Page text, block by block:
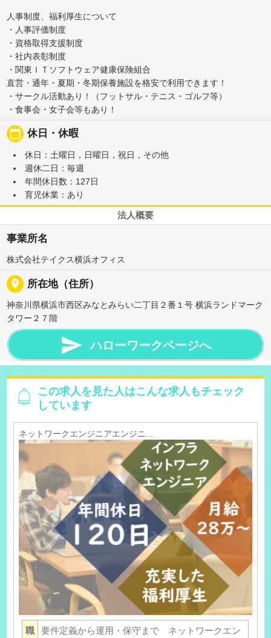
人事制度、福利厚生について
・人事評価制度
・資格取得支援制度
・社内表彰制度
・関東ＩＴソフトウェア健康保険組合
直営・通年・夏期・冬期保養施設を格安で利用できます！
・サークル活動あり！（フットサル・テニス・ゴルフ等）
・食事会・女子会等もあり！
calendar_today 休日・休暇
休日：土曜日，日曜日，祝日，その他
週休二日：毎週
年間休日数：127日
育児休業：あり
法人概要
事業所名
株式会社テイクス横浜オフィス
place 所在地（住所）
神奈川県横浜市西区みなとみらい二丁目２番１号 横浜ランドマーク
タワー２７階
 ハローワークページへ
この求人を見た人はこんな求人もチェック
しています
ネットワークエンジニアエンジニ...
職
要件定義から運用・保守まで ネットワークエン